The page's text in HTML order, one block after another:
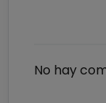
No hay